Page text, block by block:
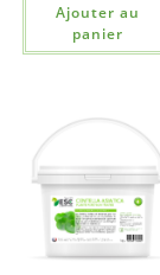
Ajouter au
panier